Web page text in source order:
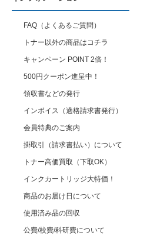
FAQ（よくあるご質問）
トナー以外の商品はコチラ
キャンペーン POINT 2倍！
500円クーポン進呈中！
領収書などの発行
インボイス（適格請求書発行）
会員特典のご案内
掛取引（請求書払い）について
トナー高価買取（下取OK）
インクカートリッジ大特価！
商品のお届け日について
使用済み品の回収
公費/校費/科研費について